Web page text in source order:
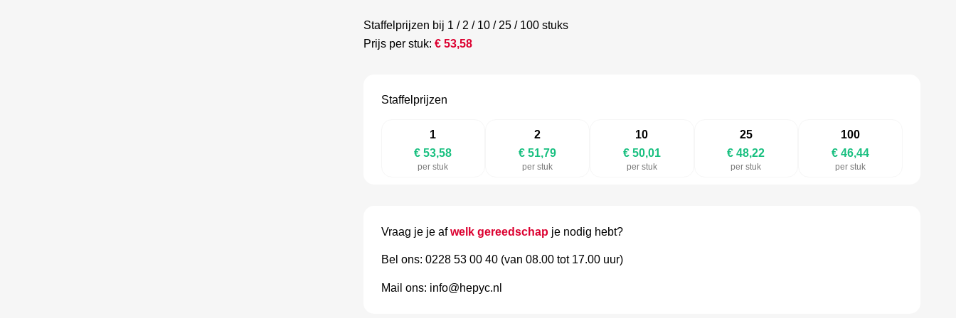
Staffelprijzen bij 1 / 2 / 10 / 25 / 100 stuks
Prijs per stuk: € 53,58
Staffelprijzen
1
€ 53,58
per stuk
2
€ 51,79
per stuk
10
€ 50,01
per stuk
25
€ 48,22
per stuk
100
€ 46,44
per stuk
Vraag je je afwelk gereedschapje nodig hebt?
Bel ons: 0228 53 00 40 (van 08.00 tot 17.00 uur)
Mail ons: info@hepyc.nl